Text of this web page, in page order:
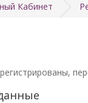
Кабинет